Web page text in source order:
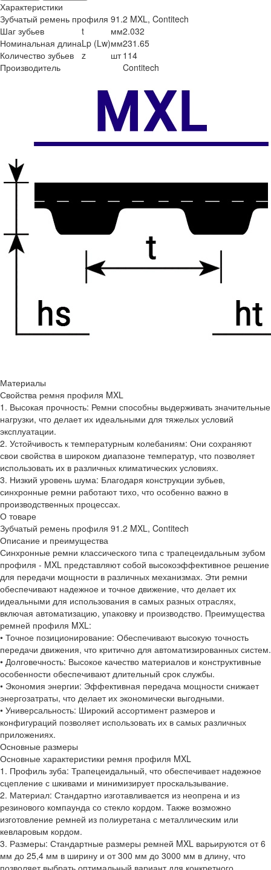
Характеристики
Зубчатый ремень профиля 91.2 MXL, Contitech
Шаг зубьев
t мм2.032
Номинальная длинаLp (Lw)мм231.65
Количество зубьев
z шт 114
Производитель
Contitech
Материалы
Свойства ремня профиля MXL
1. Высокая прочность: Ремни способны выдерживать значительные
нагрузки, что делает их идеальными для тяжелых условий
эксплуатации.
2. Устойчивость к температурным колебаниям: Они сохраняют
свои свойства в широком диапазоне температур, что позволяет
использовать их в различных климатических условиях.
3. Низкий уровень шума: Благодаря конструкции зубьев,
синхронные ремни работают тихо, что особенно важно в
производственных процессах.
О товаре
Зубчатый ремень профиля 91.2 MXL, Contitech
Описание и преимущества
Синхронные ремни классического типа с трапецеидальным зубом
профиля - MXL представляют собой высокоэффективное решение
для передачи мощности в различных механизмах. Эти ремни
обеспечивают надежное и точное движение, что делает их
идеальными для использования в самых разных отраслях,
включая автоматизацию, упаковку и производство. Преимущества
ремней профиля MXL:
• Точное позиционирование: Обеспечивают высокую точность
передачи движения, что критично для автоматизированных систем.
• Долговечность: Высокое качество материалов и конструктивные
особенности обеспечивают длительный срок службы.
• Экономия энергии: Эффективная передача мощности снижает
энергозатраты, что делает их экономически выгодными.
• Универсальность: Широкий ассортимент размеров и
конфигураций позволяет использовать их в самых различных
приложениях.
Основные размеры
Основные характеристики ремня профиля MXL
1. Профиль зуба: Трапецеидальный, что обеспечивает надежное
сцепление с шкивами и минимизирует проскальзывание.
2. Материал: Стандартно изготавливается из неопрена и из
резинового компаунда со стекло кордом. Также возможно
изготовление ремней из полиуретана с металлическим или
кевларовым кордом.
3. Размеры: Стандартные размеры ремней MXL варьируются от 6
мм до 25,4 мм в ширину и от 300 мм до 3000 мм в длину, что
позволяет выбрать оптимальный вариант для конкретного